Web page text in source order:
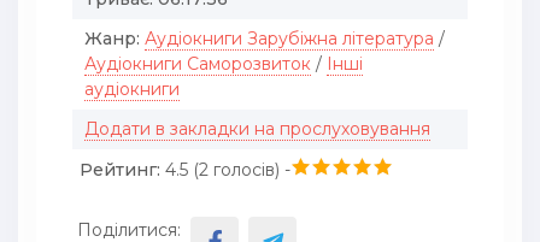
Жанр: Аудіокниги Зарубіжна література /
Аудіокниги Саморозвиток / Інші
аудіокниги
Додати в закладки на прослуховування
Рейтинг: 4.5 (2 голосів) -
Поділитися: